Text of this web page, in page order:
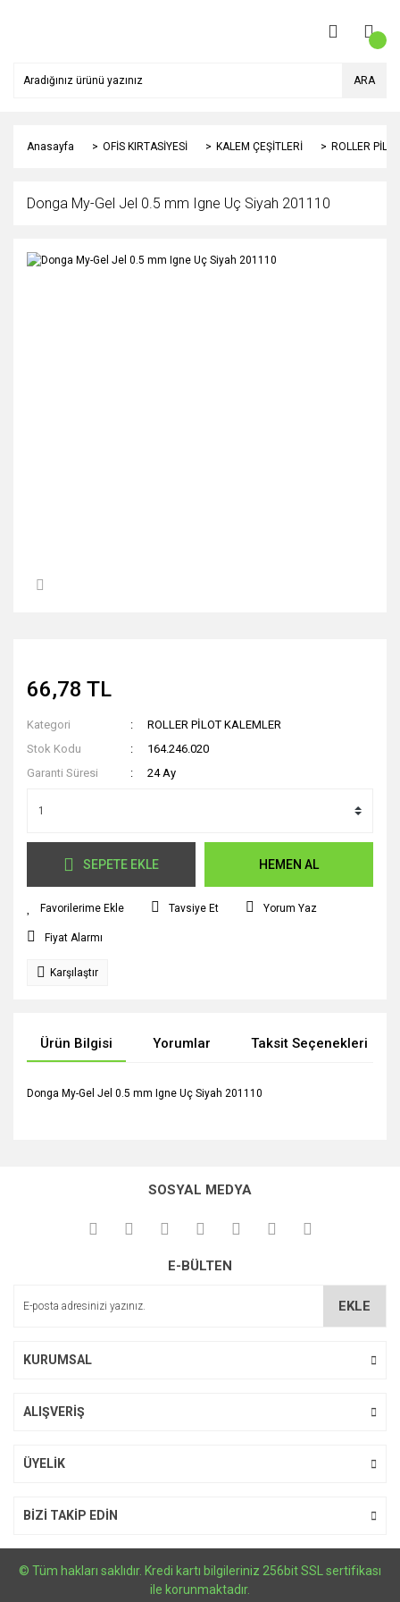
ARA
Anasayfa OFİS KIRTASİYESİ KALEM ÇEŞİTLERİ ROLLER
Donga My-Gel Jel 0.5 mm Igne Uç Siyah 201110
66,78 TL
Kategori
ROLLER PİLOT KALEMLER
Stok Kodu
164.246.020
Garanti Süresi
24 Ay
SEPETE EKLE HEMEN AL
Tavsiye Et Yorum Yaz
Fiyat Alarmı
Karşılaştır
Ürün Bilgisi Yorumlar Taksit Seçenekleri
Donga My-Gel Jel 0.5 mm Igne Uç Siyah 201110
kullanarak tarafımıza iletebilirsiniz.
Görüş ve önerileriniz için teşekkür ederiz.
Ürün açıklamasında eksik bilgiler bulunuyor.
SOSYAL MEDYA
E-BÜLTEN
EKLE
KURUMSAL
ALIŞVERİŞ
ÜYELİK
BİZİ TAKİP EDİN
© Tüm hakları saklıdır. Kredi kartı bilgileriniz 256bit SSL sertifikası
ile korunmaktadır.